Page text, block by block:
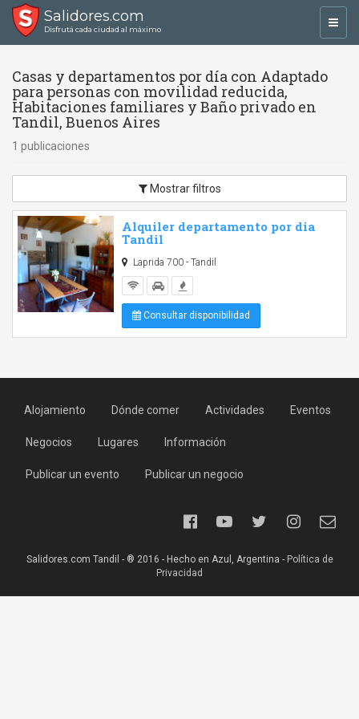
Salidores.com
Disfrutá cada ciudad al máximo
Casas y departamentos por día con Adaptado
para personas con movilidad reducida,
Habitaciones familiares y Baño privado en
Tandil, Buenos Aires
1 publicaciones
Mostrar filtros
Alquiler departamento por dia
Tandil
Laprida 700 - Tandil
Consultar disponibilidad
Alojamiento Dónde comer Actividades Eventos
Negocios Lugares Información
Publicar un evento Publicar un negocio
Salidores.com Tandil - ® 2016 - Hecho en Azul, Argentina - Política de
Privacidad